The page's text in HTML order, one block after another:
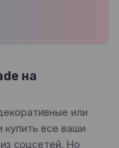
на
или
купить все ваши
соцсетей. Но